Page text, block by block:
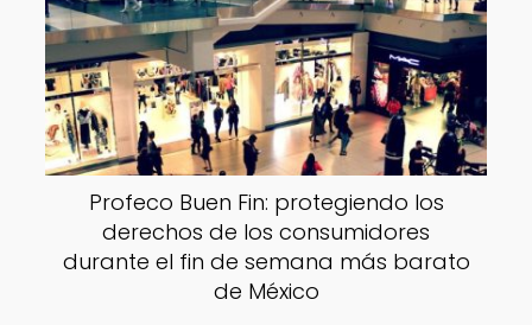
Profeco Buen Fin: protegiendo los
derechos de los consumidores
durante el fin de semana más barato
de México